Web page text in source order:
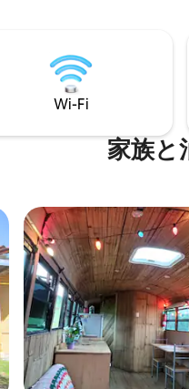
ル、アレナル火山の近くに
全なプライバシーを楽しむ
Wi-Fi
家族と